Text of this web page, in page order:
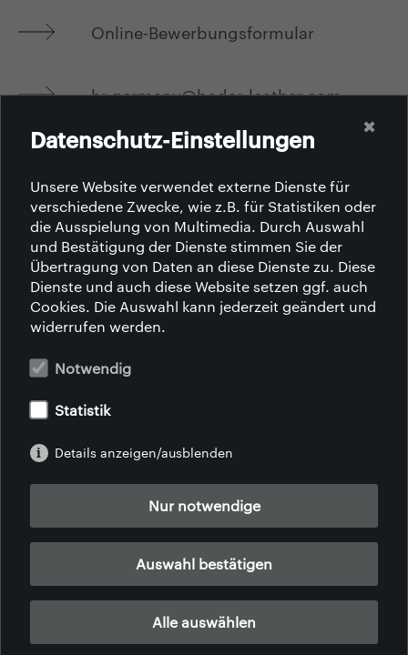
Online-Bewerbungsformular
hr.germany@bader-leather.com
2025-12-08
WER WIR SIND
WAS WIR MACHEN
WIE WIR ES MACHEN
KONTAKT
NEWS
ZERTIFIKATE
GRUNDSÄTZE
DOWNLOADS
AFRIKA | AMERIKA | ASIEN | EUROPA
Datenschutz-Einstellungen
Unsere Website verwendet externe Dienste für
verschiedene Zwecke, wie z.B. für Statistiken oder
die Ausspielung von Multimedia. Durch Auswahl
und Bestätigung der Dienste stimmen Sie der
Übertragung von Daten an diese Dienste zu. Diese
Dienste und auch diese Website setzen ggf. auch
Cookies. Die Auswahl kann jederzeit geändert und
widerrufen werden.
Notwendig
Statistik
Details anzeigen/ausblenden
Nur notwendige
Auswahl bestätigen
Alle auswählen
✖